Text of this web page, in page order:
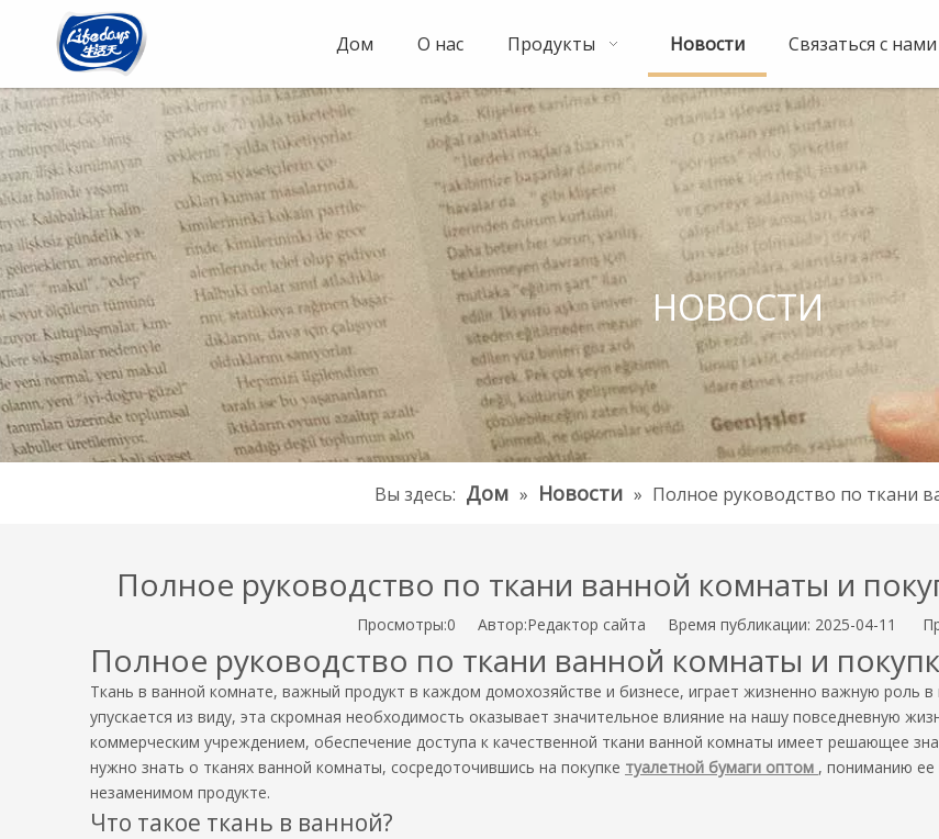
Дом О нас Продукты Новости Связаться с нами
НОВОСТИ
Вы здесь: Дом » Новости » Полное руководство по ткани
Полное руководство по ткани ванной комнаты и
Просмотры:0 Автор:Pедактор сайта Время публикации: 2025-04-11
Полное руководство по ткани ванной комнаты и
Ткань в ванной комнате, важный продукт в каждом домохозяйстве и бизнесе, играет жизненно важную роль
упускается из виду, эта скромная необходимость оказывает значительное влияние на нашу повседневную
коммерческим учреждением, обеспечение доступа к качественной ткани ванной комнаты имеет решающее
нужно знать о тканях ванной комнаты, сосредоточившись на покупке туалетной бумаги оптом , пониманию
незаменимом продукте.
Что такое ткань в ванной?